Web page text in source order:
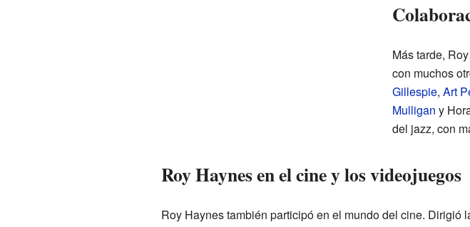
Más tarde,
con muchos
Gillespie, Art
Mulligan y
del jazz, con
Roy Haynes en el cine y los videojuegos
Roy Haynes también participó en el mundo del cine. Dirigió